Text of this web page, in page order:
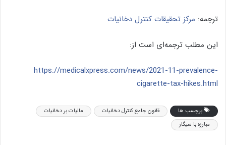
ترجمه: مرکز تحقیقات کنترل دخانیات
این مطلب ترجمه‌ای است از:
https://medicalxpress.com/news/2021-11-prevalence-
cigarette-tax-hikes.html
برچسب ها قانون جامع کنترل دخانیات
مالیات بر دخانیات
مبارزه با سیگار